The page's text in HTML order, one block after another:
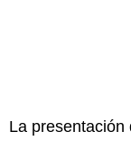
La presentación